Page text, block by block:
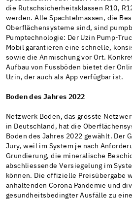
die Rutschsicherheitsklassen R10,
werden. Alle Spachtelmassen, die
Oberflächensysteme sind, sind
Pumptechnologie: Der Uzin Pump-
Mobil garantieren eine schnelle,
sowie die Anmischung vor Ort.
Aufbau von Fussböden bietet der
Uzin, der auch als App verfügbar ist.
Boden des Jahres 2022
Netzwerk Boden, das grösste
in Deutschland, hat die
Boden des Jahres 2022 gewählt. Der
Jury, weil im System je nach
Grundierung, die mineralische
abschliessende Versiegelung im
können. Die offizielle Preisübergabe
anhaltenden Corona Pandemie und
gesundheitsbedingter Ausfälle zu